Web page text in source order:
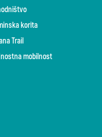
korita
Trail
mobilnost